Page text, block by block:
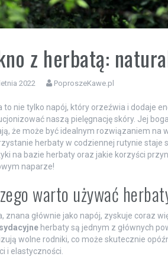
z herbatą:
2022 PoproszeKawe.pl
to nie tylko napój, który orzeźwia i dodaje
naszą pielęgnację skóry. Jej
że może być idealnym rozwiązaniem na
herbaty w codziennej rutynie staje
na bazie herbaty oraz jakie korzyści
naparze!
warto używać
znana głównie jako napój, zyskuje coraz
herbaty są jednym z głównych
wolne rodniki, co może skutecznie
i elastyczności.